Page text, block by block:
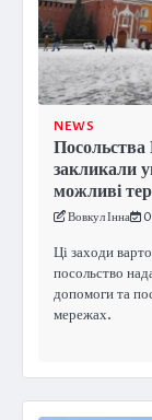
NEWS
закликали
можливі
Вовкул Інна
Ці заходи
посольство
допомоги та
мережах.